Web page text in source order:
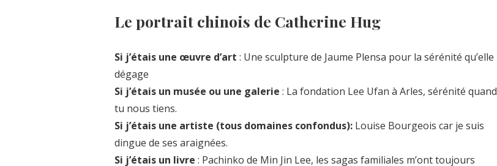
Le portrait chinois de Catherine Hug
Si j’étais une œuvre d’art : Une sculpture de Jaume Plensa pour la sérénité qu’elle
dégage
Si j’étais un musée ou une galerie : La fondation Lee Ufan à Arles, sérénité quand
tu nous tiens.
Si j’étais une artiste (tous domaines confondus): Louise Bourgeois car je suis
dingue de ses araignées.
Si j’étais un livre : Pachinko de Min Jin Lee, les sagas familiales m’ont toujours